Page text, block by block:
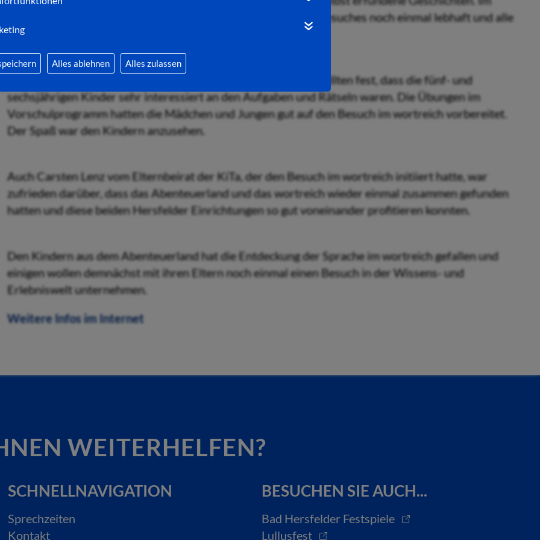
Alles ablehnen Alles zulassen
Tierreich wurde es beim Tierstimmen-Memory am Ende des Besuches noch einmal lebhaft und alle
konnten aktiv mitmachen.
Die beiden Erzieherinnen Ute Bachmann und Monika Reich stellten fest, dass die fünf- und
sechsjährigen Kinder sehr interessiert an den Aufgaben und Rätseln waren. Die Übungen im
Vorschulprogramm hatten die Mädchen und Jungen gut auf den Besuch im wortreich vorbereitet.
Der Spaß war den Kindern anzusehen.
Auch Carsten Lenz vom Elternbeirat der KiTa, der den Besuch im wortreich initiiert hatte, war
zufrieden darüber, dass das Abenteuerland und das wortreich wieder einmal zusammen gefunden
hatten und diese beiden Hersfelder Einrichtungen so gut voneinander profitieren konnten.
Den Kindern aus dem Abenteuerland hat die Entdeckung der Sprache im wortreich gefallen und
einigen wollen demnächst mit ihren Eltern noch einmal einen Besuch in der Wissens- und
Erlebniswelt unternehmen.
Weitere Infos im Internet
WEITERHELFEN?
SCHNELLNAVIGATION
Sprechzeiten
Kontakt
BESUCHEN SIE AUCH...
Bad Hersfelder Festspiele
Lullusfest